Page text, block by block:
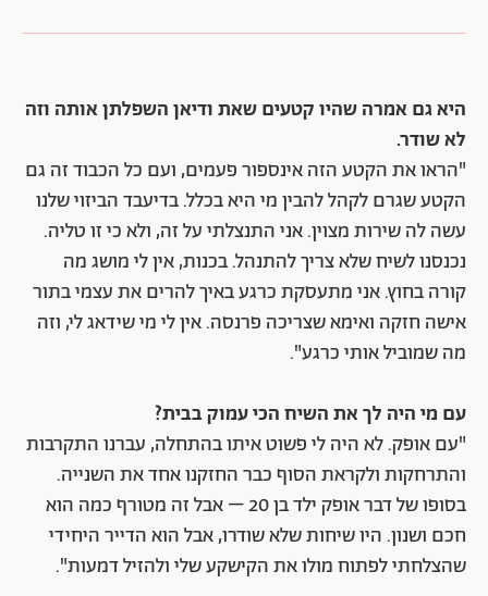
היא גם אמרה שהיו קטעים שאת ודיאן השפלתן אותה וזה
לא שודר.
"הראו את הקטע הזה אינספור פעמים, ועם כל הכבוד זה גם
הקטע שגרם לקהל להבין מי היא בכלל. בדיעבד הביזוי שלנו
עשה לה שירות מצוין. אני התנצלתי על זה, ולא כי זו טליה.
נכנסנו לשיח שלא צריך להתנהל. בכנות, אין לי מושג מה
קורה בחוץ. אני מתעסקת כרגע באיך להרים את עצמי בתור
אישה חזקה ואימא שצריכה פרנסה. אין לי מי שידאג לי, וזה
מה שמוביל אותי כרגע".
עם מי היה לך את השיח הכי עמוק בבית?
"עם אופק. לא היה לי פשוט איתו בהתחלה, עברנו התקרבות
והתרחקות ולקראת הסוף כבר החזקנו אחד את השנייה.
בסופו של דבר אופק ילד בן 20 – אבל זה מטורף כמה הוא
חכם ושנון. היו שיחות שלא שודרו, אבל הוא הדייר היחידי
שהצלחתי לפתוח מולו את הקישקע שלי ולהזיל דמעות".